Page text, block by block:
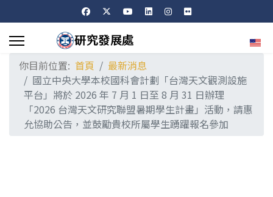
選擇
你目前位置: 首頁
最新消息
國立中央大學本校國科會計劃「台灣天文觀測設施
平台」將於 2026 年 7 月 1 日至 8 月 31 日辦理
「2026 台灣天文研究聯盟暑期學生計畫」活動，請惠
允協助公告，並鼓勵貴校所屬學生踴躍報名參加